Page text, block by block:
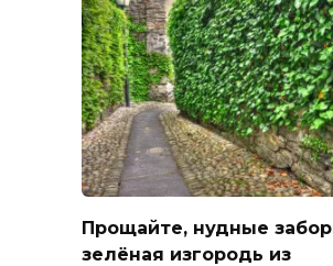
Прощайте, нудные
зелёная изгородь из